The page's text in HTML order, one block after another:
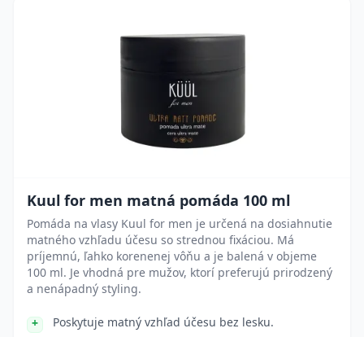
Kuul for men matná pomáda 100 ml
Pomáda na vlasy Kuul for men je určená na dosiahnutie
matného vzhľadu účesu so strednou fixáciou. Má
príjemnú, ľahko korenenej vôňu a je balená v objeme
100 ml. Je vhodná pre mužov, ktorí preferujú prirodzený
a nenápadný styling.
Poskytuje matný vzhľad účesu bez lesku.